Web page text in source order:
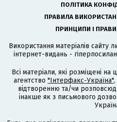
ПОЛІТИКА
ПРАВИЛА
ПРИНЦИПИ І
Використання матеріалів сайту
інтернет-видань -
Всі матеріали, які розміщені на
агентство "Інтерфакс-Україна",
відтворенню та/чи
інакше як з письмового